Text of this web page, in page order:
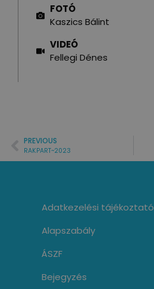
FOTÓ
Kaszics Bálint
VIDEÓ
Fellegi Dénes
PREVIOUS
RAKPART~2023
Adatkezelési tájékoztató
Alapszabály
ÁSZF
Bejegyzés